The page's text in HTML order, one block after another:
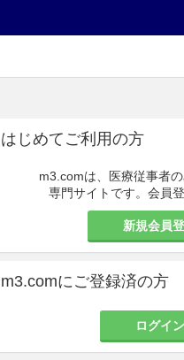
はじめてご利用の方
m3.comは、医療従事者
専門サイトです。会員
新規会員
m3.comにご登録済の方
ログイン